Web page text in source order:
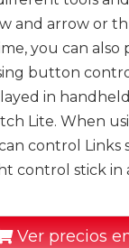
and arrow or
you can also
button
in
Lite. When
control Links
control stick in
Ver precios